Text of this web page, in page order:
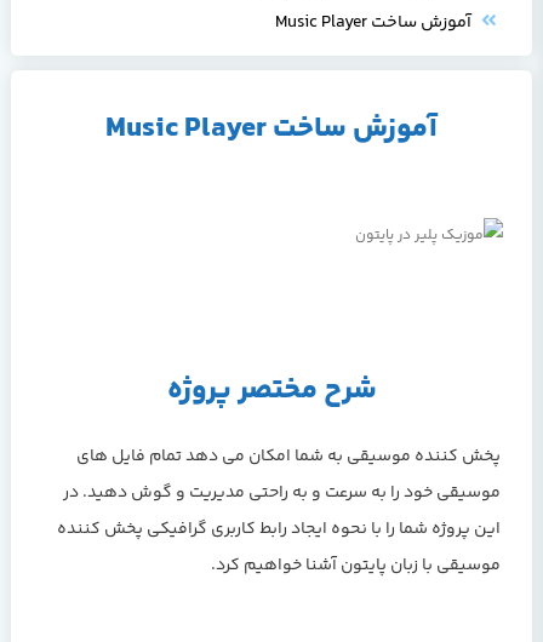
آموزش ساخت Music Player
آموزش ساخت Music Player
شرح مختصر پروژه
پخش کننده موسیقی به شما امکان می دهد تمام فایل های
موسیقی خود را به سرعت و به راحتی مدیریت و گوش دهید. در
این پروژه شما را با نحوه ایجاد رابط کاربری گرافیکی پخش کننده
موسیقی با زبان پایتون آشنا خواهیم کرد.